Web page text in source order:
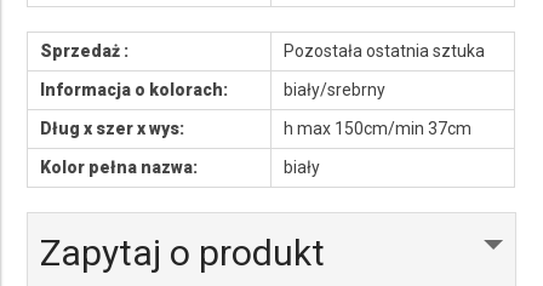
Sprzedaż :
Pozostała ostatnia sztuka
Informacja o kolorach:
biały/srebrny
Dług x szer x wys:
h max 150cm/min 37cm
Kolor pełna nazwa:
biały
Zapytaj o produkt